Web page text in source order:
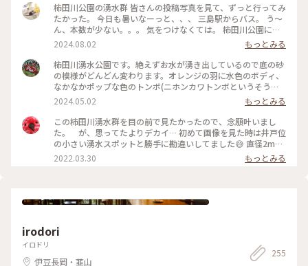
柿田川公園の湧水群 皆さんの投稿写真を見て、ずっと行ってみ
たかった。 今日も暑いなーっと、、、 三島駅からバス。 う～
ん、本数が少ない。。。 気をつけなくては。 柿田川公園に到
着。 入り口に、道順を示す看板がある。 なんて親切！ 広場の
賑やかな子供達の声を背中に、道順通り、鬱蒼と茂る木々の小
道を歩いていくと、、、美しい湧水。。。 皆さんの写真の通
り！ しかも！ はぁぁ〜、なんて涼しいの？！ 途中で貴船神
社にご挨拶。 『お邪魔しております。綺麗なお水をありがとう
るのも嬉しい。 みしまコロッケとお水でランチ。 湧水の小路
のを抜けると、ゆったりと流れる柿田川。 みしまの町は、綺
麗な水が至る所に流れる、素敵な町でした。
2024.08.02
もっとみる
柿田川湧水公園です。絶えずお水が湧き出しているので底の砂
の模様がどんどん変わります。オレンジの羽に水色のボディ、
なかなかポップな色のトンボ(ニホンカワトンボというそうで
す)にも会えました。#静岡県#柿田川湧水公園
2024.05.02
もっとみる
この柿田川湧水群を目の前で見たかったので、念願叶いまし
た。 が、思ってたよりデカイ… 初めて画像を見た時は井戸位
の小さい湧水スポットと勝手に勘違いしてました😅 直径2mは
ありそうでした。陽が射し込むと青くみえます。 #ヒーリング
旅 #三島 #柿田川湧水公園
2022.03.30 もっとみる
irodori
イロドリ
伊豆長岡・韮山
255